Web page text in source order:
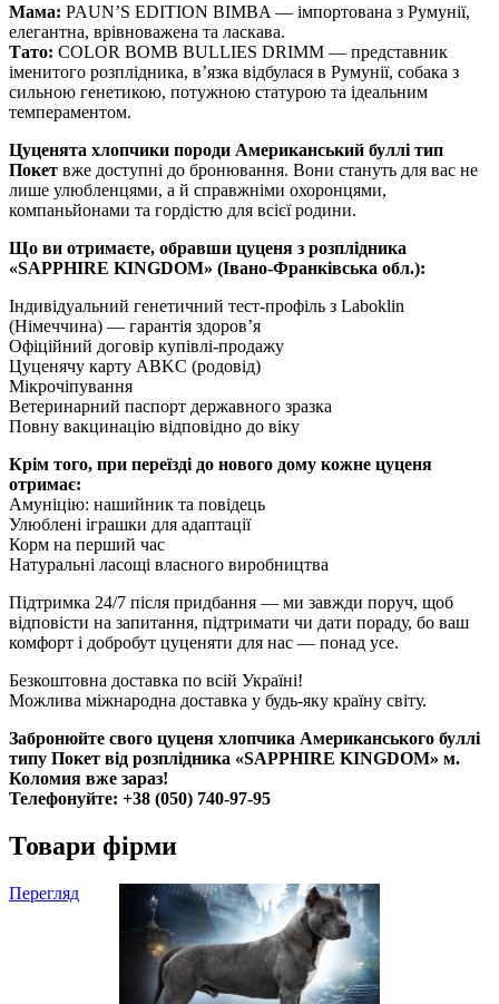
Мама: PAUN’S EDITION BIMBA — імпортована з Румунії,
елегантна, врівноважена та ласкава.
Тато: COLOR BOMB BULLIES DRIMM — представник
іменитого розплідника, вʼязка відбулася в Румунії, собака з
сильною генетикою, потужною статурою та ідеальним
темпераментом.
Цуценята хлопчики породи Американський буллі тип
Покет вже доступні до бронювання. Вони стануть для вас не
лише улюбленцями, а й справжніми охоронцями,
компаньйонами та гордістю для всієї родини.
Що ви отримаєте, обравши цуценя з розплідника
«SAPPHIRE KINGDOM» (Івано-Франківська обл.):
Індивідуальний генетичний тест-профіль з Laboklin
(Німеччина) — гарантія здоров’я
Офіційний договір купівлі-продажу
Цуценячу карту ABKC (родовід)
Мікрочіпування
Ветеринарний паспорт державного зразка
Повну вакцинацію відповідно до віку
Крім того, при переїзді до нового дому кожне цуценя
отримає:
Амуніцію: нашийник та повідець
Улюблені іграшки для адаптації
Корм на перший час
Натуральні ласощі власного виробництва
Підтримка 24/7 після придбання — ми завжди поруч, щоб
відповісти на запитання, підтримати чи дати пораду, бо ваш
комфорт і добробут цуценяти для нас — понад усе.
Безкоштовна доставка по всій Україні!
Можлива міжнародна доставка у будь-яку країну світу.
Забронюйте свого цуценя хлопчика Американського буллі
типу Покет від розплідника «SAPPHIRE KINGDOM» м.
Коломия вже зараз!
Телефонуйте: +38 (050) 740-97-95
Товари фірми
Перегляд